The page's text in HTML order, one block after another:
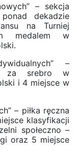
– sekcja
dekadzie
na Turniej
medalem w
–
za srebro w
i 4 miejsce w
– piłka ręczna
klasyfikacji
społeczno –
oraz 5 miejsce